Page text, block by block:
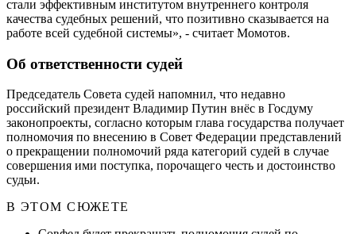
стали эффективным институтом внутреннего контроля
качества судебных решений, что позитивно сказывается на
работе всей судебной системы», - считает Момотов.
Об ответственности судей
Председатель Совета судей напомнил, что недавно
российский президент Владимир Путин внёс в Госдуму
законопроекты, согласно которым глава государства получает
полномочия по внесению в Совет Федерации представлений
о прекращении полномочий ряда категорий судей в случае
совершения ими поступка, порочащего честь и достоинство
судьи.
В ЭТОМ СЮЖЕТЕ